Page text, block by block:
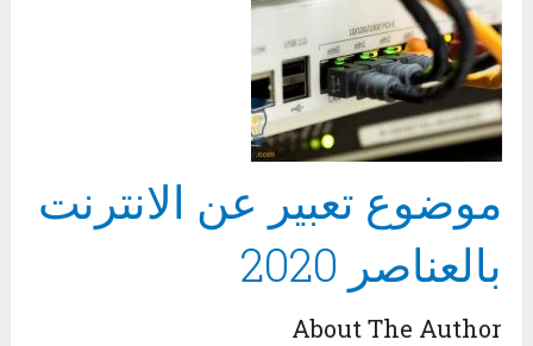
موضوع تعبير عن الانترنت
بالعناصر 2020
About The Author